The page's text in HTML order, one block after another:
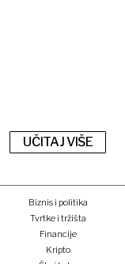
UČITAJ VIŠE
Biznis i politika
Tvrtke i tržišta
Financije
Kripto